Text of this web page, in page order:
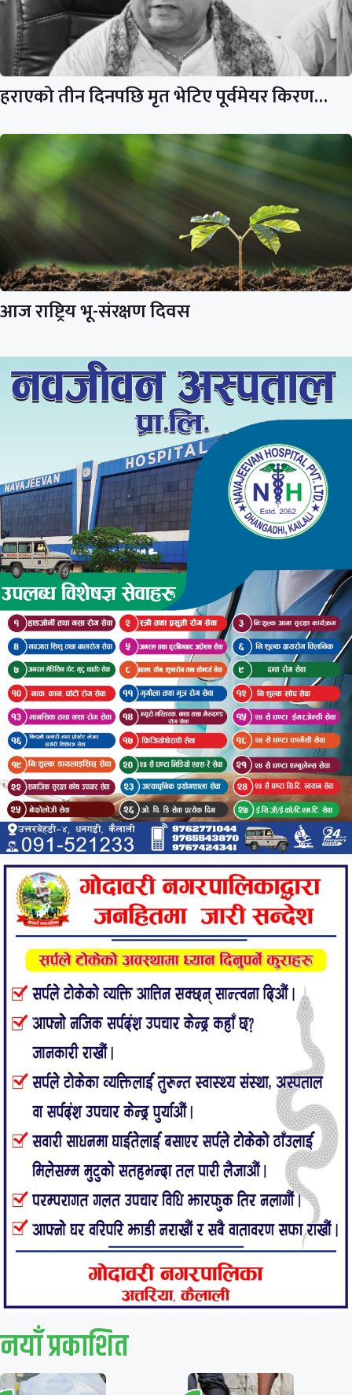
हराएको तीन दिनपछि मृत भेटिए पूर्वमेयर किरण…
आज राष्ट्रिय भू-संरक्षण दिवस
नयाँ प्रकाशित